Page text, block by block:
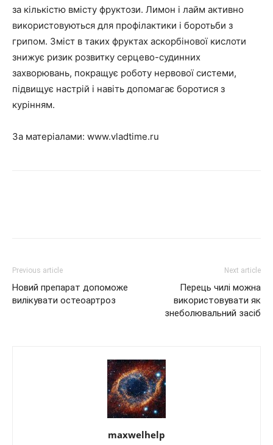
за кількістю вмісту фруктози. Лимон і лайм активно
використовуються для профілактики і боротьби з
грипом. Зміст в таких фруктах аскорбінової кислоти
знижує ризик розвитку серцево-судинних
захворювань, покращує роботу нервової системи,
підвищує настрій і навіть допомагає боротися з
курінням.
За матеріалами: www.vladtime.ru
Previous article
Новий препарат допоможе
вилікувати остеоартроз
Next article
Перець чилі можна
використовувати як
знеболювальний засіб
maxwelhelp